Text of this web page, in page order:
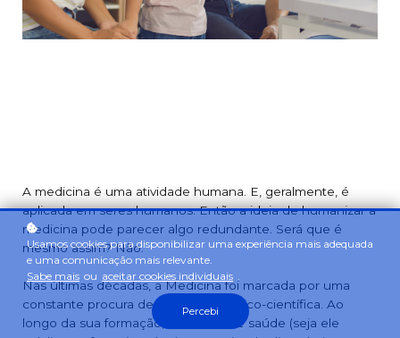
A medicina é uma atividade humana. E, geralmente, é
aplicada em seres humanos. Então a ideia de humanizar a
medicina pode parecer algo redundante. Será que é
mesmo assim? Não.
Nas últimas décadas, a Medicina foi marcada por uma
constante procura de evolução técnico-científica. Ao
longo da sua formação, o técnico de saúde (seja ele
Usamos cookies para disponibilizar uma experiência mais adequada
e uma comunicação mais relevante.
Sabe mais ou aceitar cookies individuais .
Percebi